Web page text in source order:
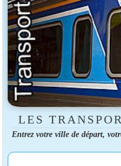
LES
Entrez votre ville de départ,